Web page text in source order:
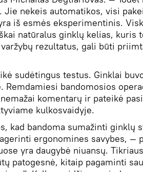
Jie nekeis automatikos, visi
iš esmės eksperimentinis.
natūralus ginklų kelias, kuris
rezultatus, gali būti
sudėtingus testus. Ginklai
Remdamiesi bandomosios
komentarų ir pateikė
kulkosvaidyje.
kad bandoma sumažinti ginklų
ergonomines savybes, —
yra daugybė niuansų.
patogesnė, kitaip pagaminti